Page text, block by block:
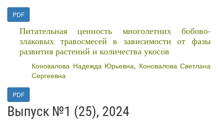
PDF
Питательная ценность многолетних бобово-
злаковых травосмесей в зависимости от фазы
развития растений и количества укосов
Коновалова Надежда Юрьевна, Коновалова Светлана
Сергеевна
PDF
Выпуск №1 (25), 2024